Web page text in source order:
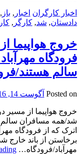
اخبار کارگران اخبار , باز ,
دادستان, شد, کارگر ,
خروج هواپیما
فرودگاه
سالم هستند/
Posted on آگوست 14, 2016
خروج هواپیما از مسیر
شد/همه مسافران سالم
اترک که از فرودگاه
برخاستن از باند خارج
مهرآباد/فرودگاه…